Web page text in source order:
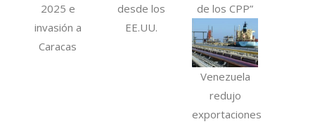
2025 e
invasión a
Caracas
desde los
EE.UU.
de los CPP”
Venezuela
redujo
exportaciones